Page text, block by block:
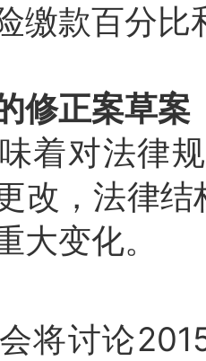
缴款百分比
修正案草案
着对法律
改，法律
大变化。
将讨论